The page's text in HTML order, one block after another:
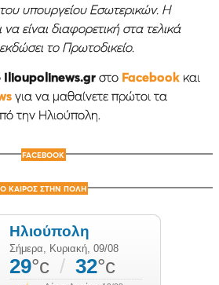
υπουργείου Εσωτερικών. Η
είναι διαφορετική στα τελικά
το Πρωτοδικείο.
Ilioupolinews.grστο Facebookκαι
για να μαθαίνετε πρώτοι τα
την Ηλιούπολη.
FACEBOOK
Ο ΚΑΙΡΟΣ ΣΤΗΝ ΠΟΛΗ